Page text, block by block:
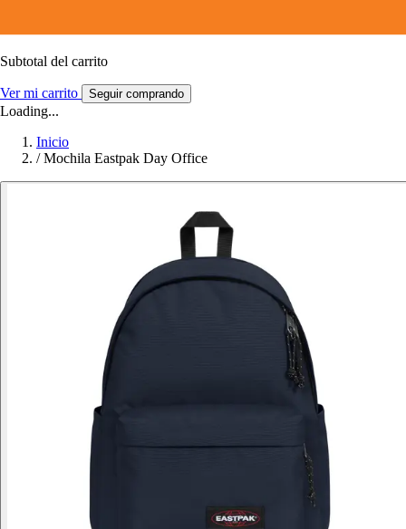
Subtotal del carrito
Ver mi carrito Seguir comprando
Loading...
Inicio
/ Mochila Eastpak Day Office